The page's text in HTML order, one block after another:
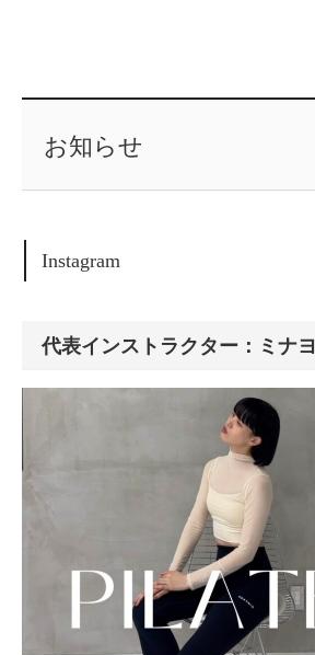
お知らせ
Instagram
代表インストラクター：ミナヨ